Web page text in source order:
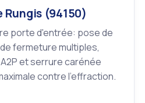
Rungis (94150)
porte d'entrée: pose de
fermeture multiples,
et serrure carénée
contre l'effraction.